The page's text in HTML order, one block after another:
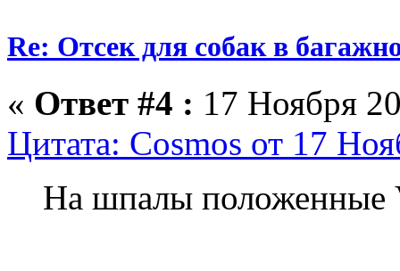
Re: Отсек для собак в
« Ответ #4 : 17 Ноября
Цитата: Cosmos от 17
На шпалы положенные